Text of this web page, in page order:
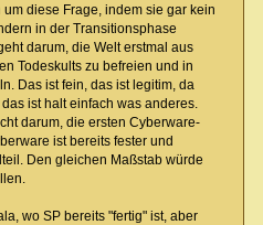
diese Frage, indem sie gar kein
in der Transitionsphase
darum, die Welt erstmal aus
Todeskults zu befreien und in
Das ist fein, das ist legitim, da
ist halt einfach was anderes.
darum, die ersten Cyberware-
ist bereits fester und
Den gleichen Maßstab würde
wo SP bereits "fertig" ist, aber